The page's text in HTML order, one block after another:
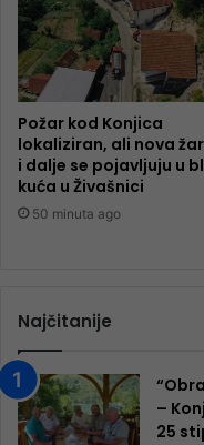
Požar kod Konjica
lokaliziran, ali nova
i dalje se pojavljuju u
kuća u Živašnici
50 minuta ago
Najčitanije
–
25